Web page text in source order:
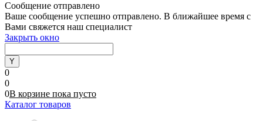
Сообщение отправлено
Ваше сообщение успешно отправлено. В ближайшее время с
Вами свяжется наш специалист
Закрыть окно
0
0
0В корзине пока пусто
Каталог товаров